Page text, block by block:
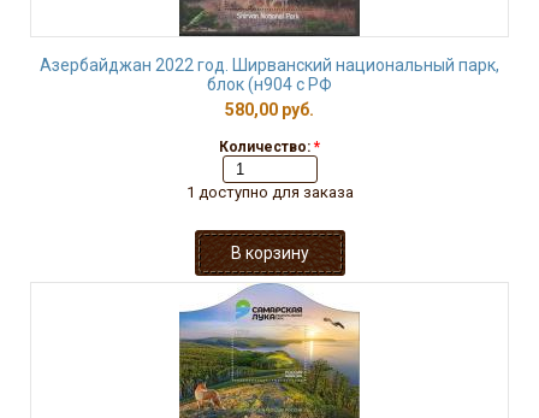
Азербайджан 2022 год. Ширванский национальный парк,
блок (н904 с РФ
580,00 руб.
Количество: *
1 доступно для заказа